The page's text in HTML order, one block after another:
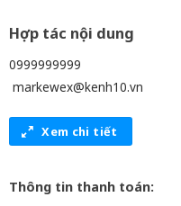
Hợp tác nội dung
0999999999
markewex@kenh10.vn
Xem chi tiết
Thông tin thanh toán: